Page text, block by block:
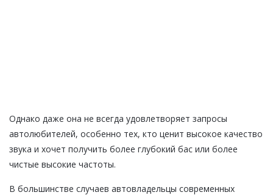
Однако даже она не всегда удовлетворяет запросы
автолюбителей, особенно тех, кто ценит высокое качество
звука и хочет получить более глубокий бас или более
чистые высокие частоты.
В большинстве случаев автовладельцы современных